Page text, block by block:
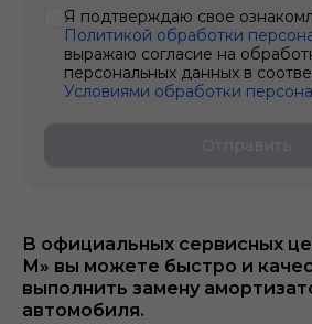
В официальных сервисных
М» вы можете быстро и
выполнить замену
автомобиля.
Я подтверждаю свое
Политикой обработки
выражаю согласие на
персональных данных в
Условиями обработки